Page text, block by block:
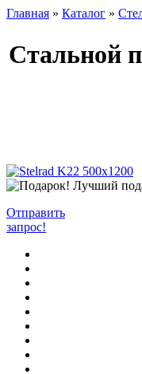
Главная » Каталог »
Стальной
Лучший
Отправить
запрос!